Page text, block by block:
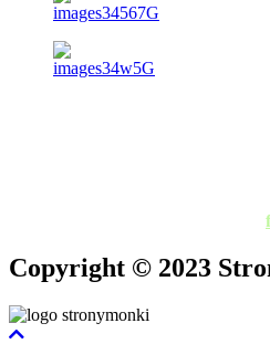
Copyright © 2023